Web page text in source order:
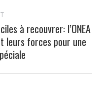
à recouvrer: l’ONEA
leurs forces pour une